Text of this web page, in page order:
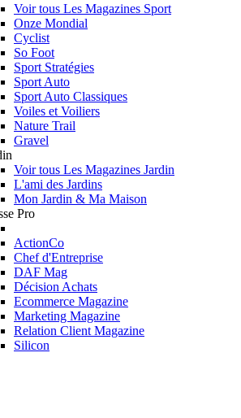
Voir tous Les Magazines Sport
Onze Mondial
Cyclist
So Foot
Sport Stratégies
Sport Auto
Sport Auto Classiques
Voiles et Voiliers
Nature Trail
Gravel
Voir tous Les Magazines Jardin
L'ami des Jardins
Mon Jardin & Ma Maison
Pro
ActionCo
Chef d'Entreprise
DAF Mag
Décision Achats
Ecommerce Magazine
Marketing Magazine
Relation Client Magazine
Silicon